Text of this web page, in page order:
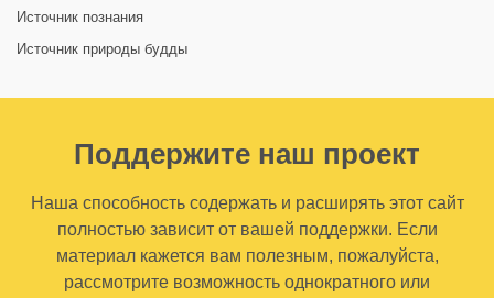
Источник познания
Источник природы будды
Поддержите наш проект
Наша способность содержать и расширять этот сайт
полностью зависит от вашей поддержки. Если
материал кажется вам полезным, пожалуйста,
рассмотрите возможность однократного или